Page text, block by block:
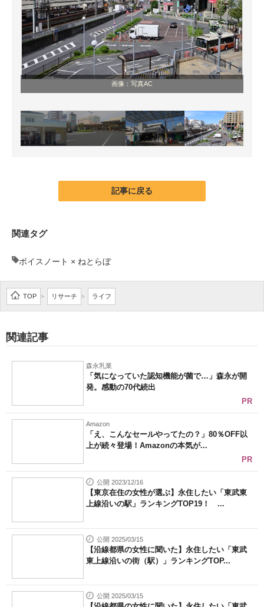
画像：写真AC
記事に戻る
関連タグ
ボイスノート × ねとらぼ
TOP > リサーチ > ライフ
関連記事
森永乳業
「気になっていた認知機能が菌で…」森永が開
発。感動の70代続出
PR
Amazon
「え、こんなセールやってたの？」80％OFF以
上が続々登場！Amazonの本気が...
PR
公開 2023/12/16
【東京在住の女性が選ぶ】永住したい「東武東
上線沿いの駅」ランキングTOP19！ ...
公開 2025/03/15
【沿線都県の女性に聞いた】永住したい「東武
東上線沿いの街（駅）」ランキングTOP...
公開 2025/03/15